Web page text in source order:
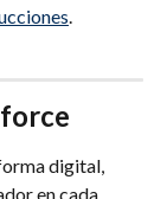
digital,
en cada